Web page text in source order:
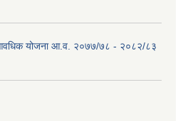
योजना आ.व. २०७७/७८ - २०८२/८३